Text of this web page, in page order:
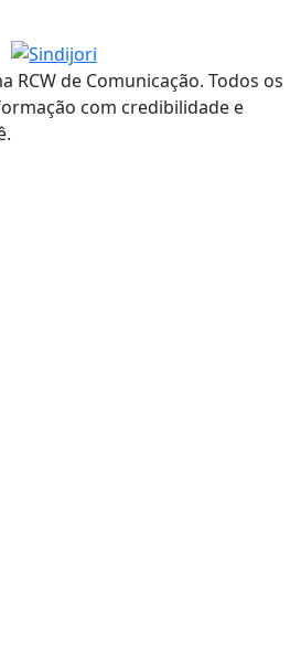
RCW de Comunicação. Todos os
com credibilidade e